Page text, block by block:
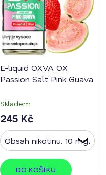
E-liquid OXVA OX
Passion Salt Pink Guava
Skladem
245 Kč
DO KOŠÍKU